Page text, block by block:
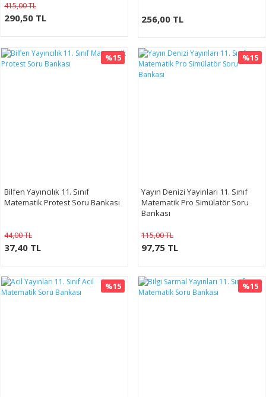
415,00 TL
290,50 TL 256,00 TL
%15
Bilfen Yayıncılık 11. Sınıf
Matematik Protest Soru Bankası
44,00 TL
37,40 TL
%15
Yayın Denizi Yayınları 11. Sınıf
Matematik Pro Simülatör Soru
Bankası
115,00 TL
97,75 TL
%15 %15